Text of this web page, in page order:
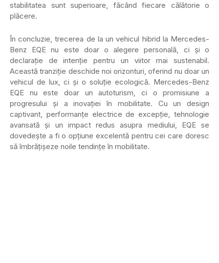
stabilitatea sunt superioare, făcând fiecare călătorie o
plăcere.
În concluzie, trecerea de la un vehicul hibrid la Mercedes-
Benz EQE nu este doar o alegere personală, ci și o
declarație de intenție pentru un viitor mai sustenabil.
Această tranziție deschide noi orizonturi, oferind nu doar un
vehicul de lux, ci și o soluție ecologică. Mercedes-Benz
EQE nu este doar un autoturism, ci o promisiune a
progresului și a inovației în mobilitate. Cu un design
captivant, performanțe electrice de excepție, tehnologie
avansată și un impact redus asupra mediului, EQE se
dovedește a fi o opțiune excelentă pentru cei care doresc
să îmbrățișeze noile tendințe în mobilitate.